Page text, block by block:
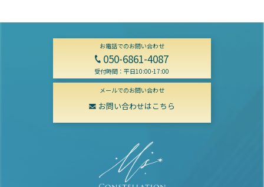
お電話でのお問い合わせ
050-6861-4087
受付時間：平日10:00-17:00
メールでのお問い合わせ
お問い合わせはこちら